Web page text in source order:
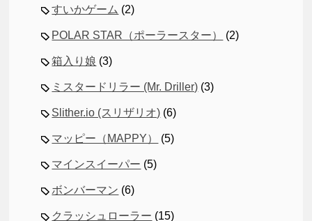
すいかゲーム (2)
POLAR STAR（ポーラースター） (2)
箱入り娘 (3)
ミスタードリラー (Mr. Driller) (3)
Slither.io (スリザリオ) (6)
マッピー（MAPPY） (5)
マインスイーパー (5)
ボンバーマン (6)
クラッシュローラー (15)